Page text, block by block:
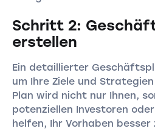
Schritt 2:
erstellen
Ein detaillierter
um Ihre Ziele und
Plan wird nicht nur Ihnen,
potenziellen Investoren
helfen, Ihr Vorhaben besser